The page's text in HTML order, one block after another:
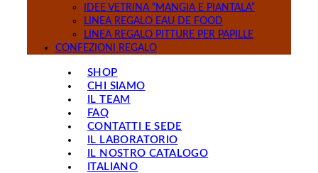
IDEE VETRINA “MANGIA E PIANTALA”
LINEA REGALO EAU DE FOOD
LINEA REGALO PITTURE PER PAPILLE
CONFEZIONI REGALO
SHOP
CHI SIAMO
IL TEAM
FAQ
CONTATTI E SEDE
IL LABORATORIO
IL NOSTRO CATALOGO
ITALIANO